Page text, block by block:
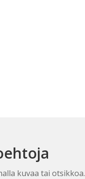
kuvaa tai otsikkoa.